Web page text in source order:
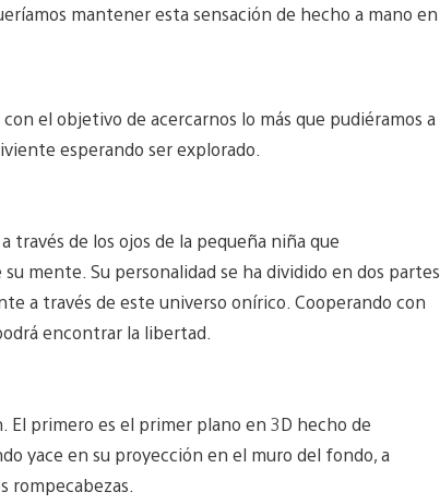
mantener esta sensación de hecho a mano en
el objetivo de acercarnos lo más que pudiéramos a
esperando ser explorado.
través de los ojos de la pequeña niña que
mente. Su personalidad se ha dividido en dos partes
a través de este universo onírico. Cooperando con
encontrar la libertad.
primero es el primer plano en 3D hecho de
yace en su proyección en el muro del fondo, a
rompecabezas.